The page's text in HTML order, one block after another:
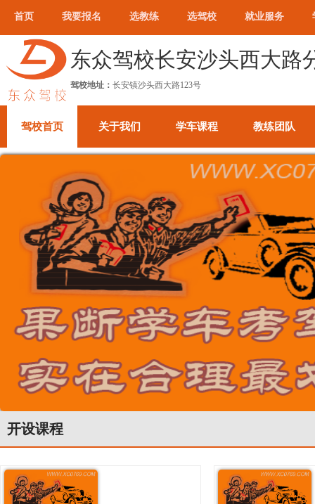
首页 我要报名 选教练 选驾校 就业服务
东众驾校长安沙头西大路
驾校地址： 长安镇沙头西大路123号
驾校首页 关于我们 学车课程 教练团队
开设课程